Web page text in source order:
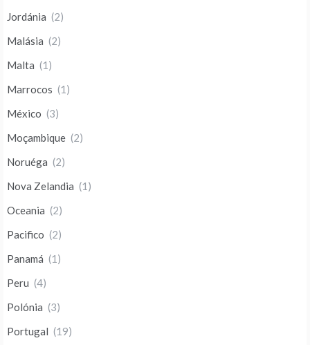
Jordánia (2)
Malásia (2)
Malta (1)
Marrocos (1)
México (3)
Moçambique (2)
Noruéga (2)
Nova Zelandia (1)
Oceania (2)
Pacifico (2)
Panamá (1)
Peru (4)
Polónia (3)
Portugal (19)